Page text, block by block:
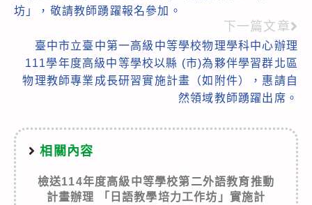
坊」，敬請教師踴躍報名參加。
下一篇文章
臺中市立臺中第一高級中等學校物理學科中心辦理
111學年度高級中等學校以縣 (市)為夥伴學習群北區
物理教師專業成長研習實施計畫（如附件），惠請自
然領域教師踴躍出席。
相關內容
檢送114年度高級中等學校第二外語教育推動
計畫辦理 「日語教學培力工作坊」實施計